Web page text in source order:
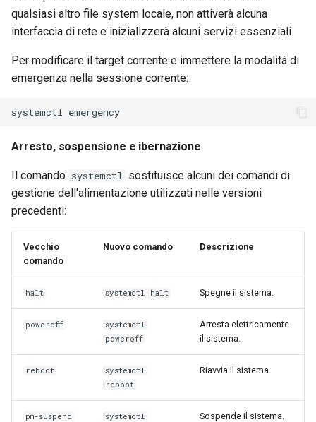
qualsiasi altro file system locale, non attiverà alcuna
interfaccia di rete e inizializzerà alcuni servizi essenziali.
Per modificare il target corrente e immettere la modalità di
emergenza nella sessione corrente:
systemctl
Arresto, sospensione e ibernazione
Il comando systemctl sostituisce alcuni dei comandi di
gestione dell'alimentazione utilizzati nelle versioni
precedenti:
Vecchio
comando
Nuovo comando Descrizione
halt systemctl halt Spegne il sistema.
poweroff
systemctl
poweroff
Arresta elettricamente
il sistema.
reboot
systemctl
reboot
Riavvia il sistema.
pm-suspend
systemctl
Sospende il sistema.